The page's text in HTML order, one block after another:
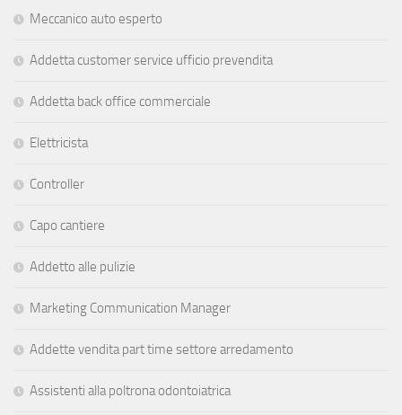
Meccanico auto esperto
Addetta customer service ufficio prevendita
Addetta back office commerciale
Elettricista
Controller
Capo cantiere
Addetto alle pulizie
Marketing Communication Manager
Addette vendita part time settore arredamento
Assistenti alla poltrona odontoiatrica